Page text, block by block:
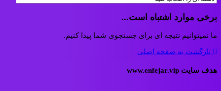
برخی موارد اشتباه است...
ما نمیتوانیم نتیجه ای برای جستجوی شما پیدا کنیم.
بازگشت به صفحه اصلی
هدف سایت www.enfejar.vip